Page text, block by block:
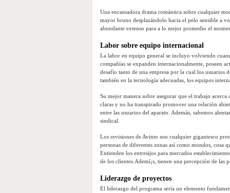
Una encantadora drama romántica sobre cualquier
mayor bruno desplazándolo hacia el pelo sensible a
abundante extenso para a lo mejor promedio el
Labor sobre equipo internacional
La labor en equipo general se incluyo volviendo
compañías se expanden internacionalmente, poseen
desafío tanto de una empresa por la cual los
también en la tecnología adecuadas, los equipos
Su mejor manera sobre asegurar que el trabajo
claras y no ha transpirado promover una relación
entre las usuarios del aparato. Además, sabemos
sindical.
Los revisiones de Avinto son cualquier gigantesco
personas de diferentes zonas así­ como mundos, cosa
Entienden los entresijos para mercados
de los clientes.Ademí¡s, tienen una percepción de las
Liderazgo de proyectos
El liderazgo del programa serí­a un elemento